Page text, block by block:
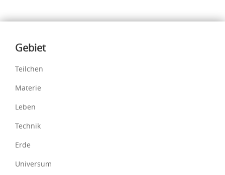
Inhalte
Gebiet
Teilchen
Materie
Leben
Technik
Erde
Universum